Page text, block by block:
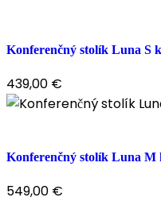
Konferenčný stolík Luna S
439,00 €
Konferenčný stolík Luna M
549,00 €